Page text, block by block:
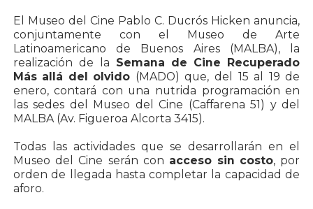
El Museo del Cine Pablo C. Ducrós Hicken anuncia,
conjuntamente con el Museo de Arte
Latinoamericano de Buenos Aires (MALBA), la
realización de la Semana de Cine Recuperado
Más allá del olvido (MADO) que, del 15 al 19 de
enero, contará con una nutrida programación en
las sedes del Museo del Cine (Caffarena 51) y del
MALBA (Av. Figueroa Alcorta 3415).
Todas las actividades que se desarrollarán en el
Museo del Cine serán con acceso sin costo, por
orden de llegada hasta completar la capacidad de
aforo.